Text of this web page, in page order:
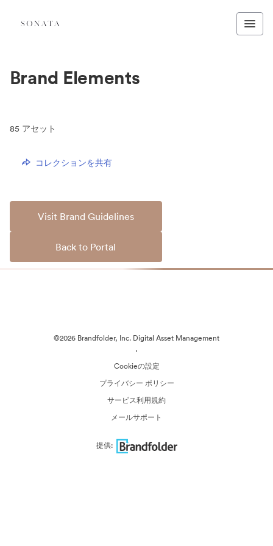
Brand Elements
85 アセット
コレクションを共有
Visit Brand Guidelines
Back to Portal
©2026 Brandfolder, Inc. Digital Asset Management
·
Cookieの設定
プライバシー ポリシー
サービス利用規約
メールサポート
提供: